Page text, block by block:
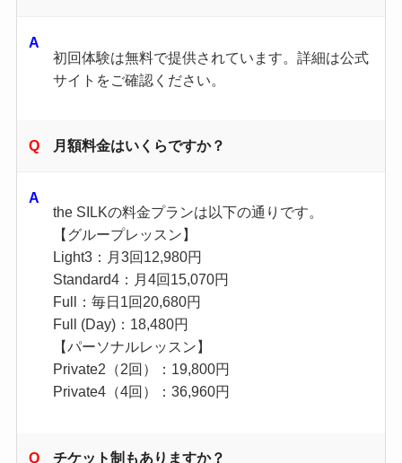
初回体験は無料で提供されています。​詳細は公式
サイトをご確認ください。​
月額料金はいくらですか？
the SILKの料金プランは以下の通りです。
【グループレッスン】
Light3：月3回12,980円
Standard4：月4回15,070円
Full：毎日1回20,680円
Full (Day)：18,480円
【パーソナルレッスン】
Private2（2回）：19,800円
Private4（4回）：36,960円
チケット制もありますか？